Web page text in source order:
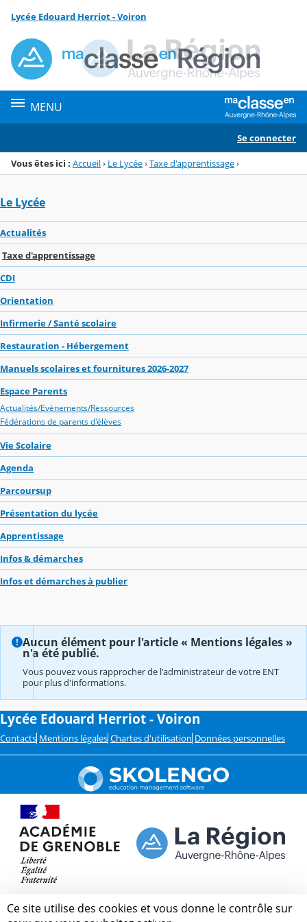
Menu de la rubrique
Contenu
Lycée Edouard Herriot - Voiron
MENU
Se connecter
Vous êtes ici : Accueil› Le Lycée›Taxe d'apprentissage›
Le Lycée
Actualités
Taxe d'apprentissage
CDI
Orientation
Infirmerie / Santé scolaire
Restauration - Hébergement
Manuels scolaires et fournitures 2026-2027
Espace Parents
Actualités/Evènements/Ressources
Fédérations de parents d'élèves
Vie Scolaire
Agenda
Parcoursup
Présentation du lycée
Apprentissage
Infos & démarches
Infos et démarches à publier
Aucun élément pour l'article « Mentions légales »
n'a été publié.
Vous pouvez vous rapprocher de l'administrateur de votre ENT
pour plus d'informations.
Lycée Edouard Herriot - Voiron
Contacts Mentions légales Chartes d'utilisation Données personnelles
Ce site utilise des cookies et vous donne le contrôle sur